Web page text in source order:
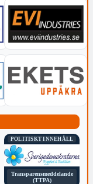
POLITISKT INNEHÅLL
Transparensmeddelande
(TTPA)